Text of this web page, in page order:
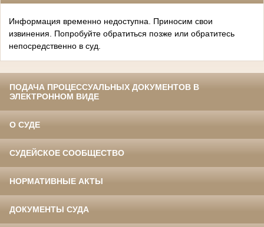
Информация временно недоступна. Приносим свои
извинения. Попробуйте обратиться позже или обратитесь
непосредственно в суд.
ПОДАЧА ПРОЦЕССУАЛЬНЫХ ДОКУМЕНТОВ В
ЭЛЕКТРОННОМ ВИДЕ
О СУДЕ
СУДЕЙСКОЕ СООБЩЕСТВО
НОРМАТИВНЫЕ АКТЫ
ДОКУМЕНТЫ СУДА